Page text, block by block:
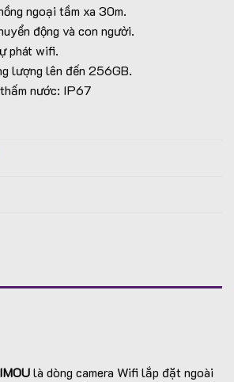
ngoại tầm xa 30m.
động và con người.
phát wifi.
lượng lên đến 256GB.
nước: IP67
là dòng camera Wifi lắp đặt ngoài